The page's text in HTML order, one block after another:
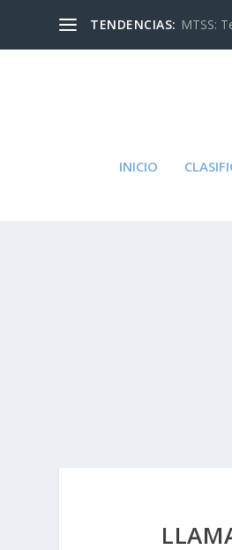
TENDENCIAS: MTSS:
INICIO